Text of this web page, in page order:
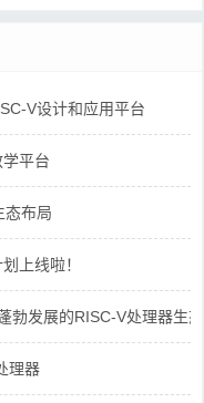
V设计和应用平台
平台
态布局
上线啦！
发展的RISC-V处理器生态
理器